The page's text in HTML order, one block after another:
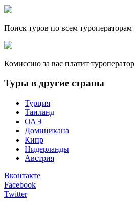
Поиск туров по всем туроператорам
Комиссию за вас платит туроператор
Туры в другие страны
Турция
Таиланд
ОАЭ
Доминикана
Кипр
Нидерланды
Австрия
Вконтакте
Facebook
Twitter